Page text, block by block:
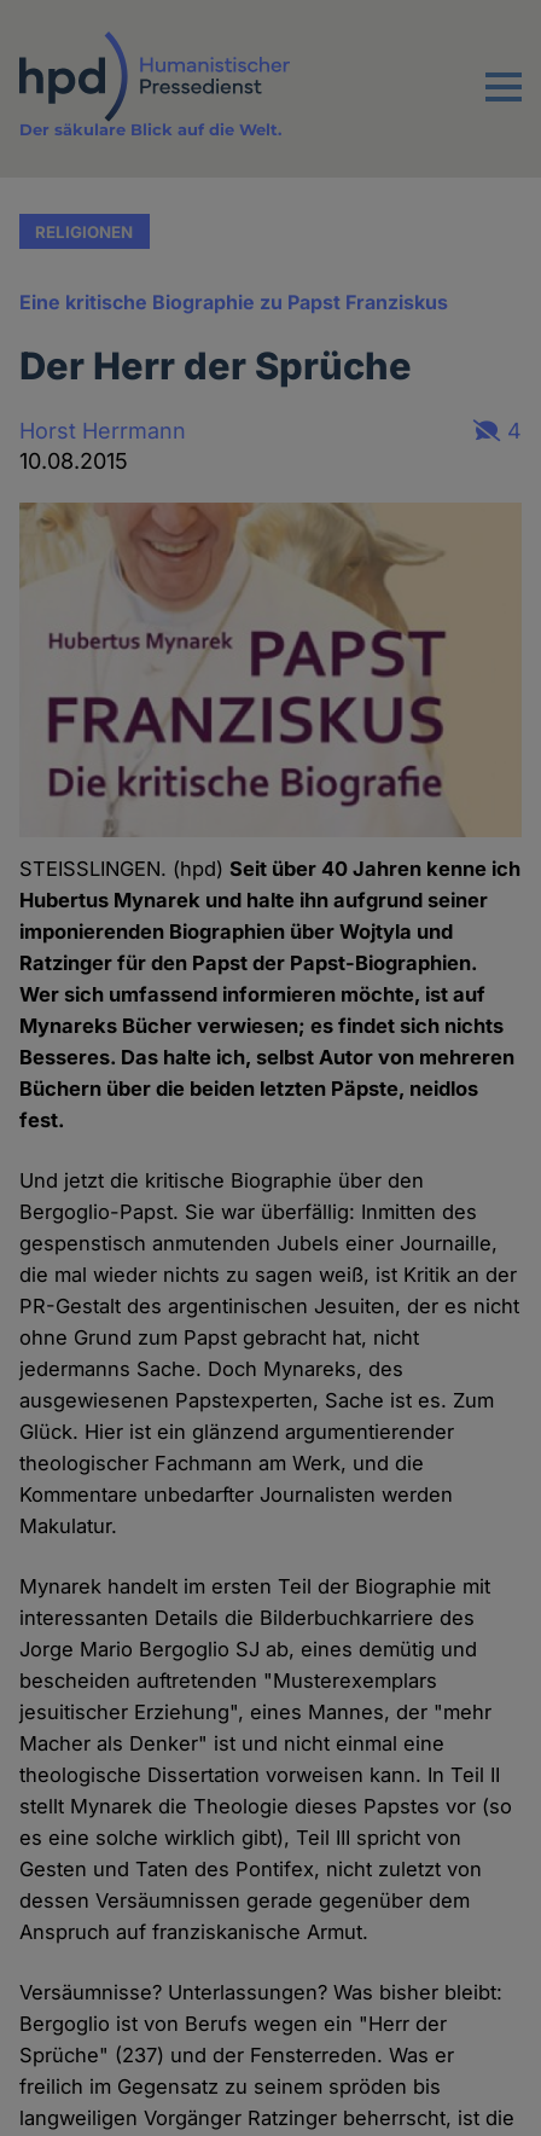
Inhalt
Menu
Der säkulare Blick auf die Welt.
RELIGIONEN
Eine kritische Biographie zu Papst Franziskus
Der Herr der Sprüche
Horst Herrmann
10.08.2015
4
STEISSLINGEN. (hpd)Seit über 40 Jahren kenne ich
Hubertus Mynarek und halte ihn aufgrund seiner
imponierenden Biographien über Wojtyla und
Ratzinger für den Papst der Papst-Biographien.
Wer sich umfassend informieren möchte, ist auf
Mynareks Bücher verwiesen; es findet sich nichts
Besseres. Das halte ich, selbst Autor von mehreren
Büchern über die beiden letzten Päpste, neidlos
fest.
Und jetzt die kritische Biographie über den
Bergoglio-Papst. Sie war überfällig: Inmitten des
gespenstisch anmutenden Jubels einer Journaille,
die mal wieder nichts zu sagen weiß, ist Kritik an der
PR-Gestalt des argentinischen Jesuiten, der es nicht
ohne Grund zum Papst gebracht hat, nicht
jedermanns Sache. Doch Mynareks, des
ausgewiesenen Papstexperten, Sache ist es. Zum
Glück. Hier ist ein glänzend argumentierender
theologischer Fachmann am Werk, und die
Kommentare unbedarfter Journalisten werden
Makulatur.
Mynarek handelt im ersten Teil der Biographie mit
interessanten Details die Bilderbuchkarriere des
Jorge Mario Bergoglio SJ ab, eines demütig und
bescheiden auftretenden "Musterexemplars
jesuitischer Erziehung", eines Mannes, der "mehr
Macher als Denker" ist und nicht einmal eine
theologische Dissertation vorweisen kann. In Teil II
stellt Mynarek die Theologie dieses Papstes vor (so
es eine solche wirklich gibt), Teil III spricht von
Gesten und Taten des Pontifex, nicht zuletzt von
dessen Versäumnissen gerade gegenüber dem
Anspruch auf franziskanische Armut.
Versäumnisse? Unterlassungen? Was bisher bleibt:
Bergoglio ist von Berufs wegen ein "Herr der
Sprüche" (237) und der Fensterreden. Was er
freilich im Gegensatz zu seinem spröden bis
langweiligen Vorgänger Ratzinger beherrscht, ist die